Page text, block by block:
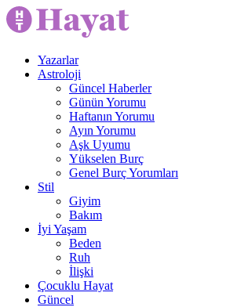
Yazarlar
Astroloji
Güncel Haberler
Günün Yorumu
Haftanın Yorumu
Ayın Yorumu
Aşk Uyumu
Yükselen Burç
Genel Burç Yorumları
Stil
Giyim
Bakım
İyi Yaşam
Beden
Ruh
İlişki
Çocuklu Hayat
Güncel